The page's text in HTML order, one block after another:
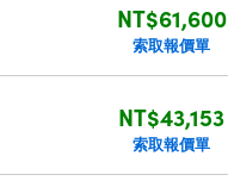
NT$61,600
索取報價單
NT$43,153
索取報價單